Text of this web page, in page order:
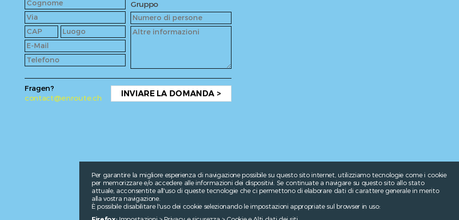
Gruppo
Fragen?
contact@enroute.ch
INVIARE LA DOMANDA >
Per garantire la migliore esperienza di navigazione possibile su questo sito internet, utilizziamo tecnologie come i cookie
per memorizzare e/o accedere alle informazioni dei dispositivi. Se continuate a navigare su questo sito allo stato
attuale, acconsentite all'uso di queste tecnologie che ci permettono di elaborare dati di carattere generale in merito
alla vostra navigazione.
È possibile disabilitare l'uso dei cookie selezionando le impostazioni appropriate sul browser in uso: